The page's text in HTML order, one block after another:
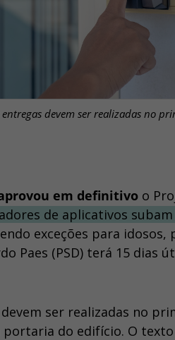
devem ser realizadas no
em definitivo o
de aplicativos
exceções para idosos,
Paes (PSD) terá 15 dias
ser realizadas no
do edifício. O